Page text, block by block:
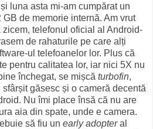
luna asta mi-am cumpărat un
de memorie internă. Am vrut
telefonul oficial al Android-
de rahaturile pe care alți
ul telefoanelor lor. Plus că
pentru calitatea lor, iar nici 5X nu
închegat, se mișcă turbofin,
găsesc și o cameră decentă
Nu îmi place însă că nu are
aia din spate, unde e camera.
să fiu un early adopteral